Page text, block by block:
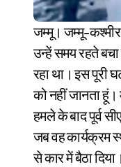
जम्मू। जम्मू-कश्मीर के पूर्व मुख्यमंत्री फारूक अब्दुल्ला पर बुधवार देर रात एक युवक ने हमला कर दिया। हालांकि सुरक्षाकर्मियों ने
उन्हें समय रहते
रहा था। इस पूरी
को नहीं जानता
हमले के बाद पूर्व
जब वह कार्यक्रम
से कार में बैठा दिया।